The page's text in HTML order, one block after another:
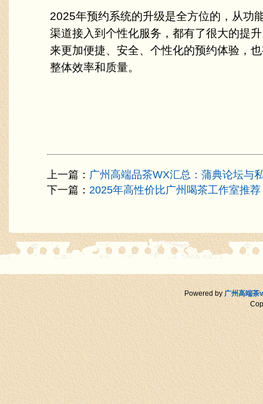
2025年预约系统的升级是全方位的，从功
渠道接入到个性化服务，都有了很大的提
来更加便捷、安全、个性化的预约体验，
整体效率和质量。
上一篇： 广州高端品茶WX汇总：蒲典论坛与
下一篇： 2025年高性价比广州喝茶工作室推荐
Powered by广州高端茶